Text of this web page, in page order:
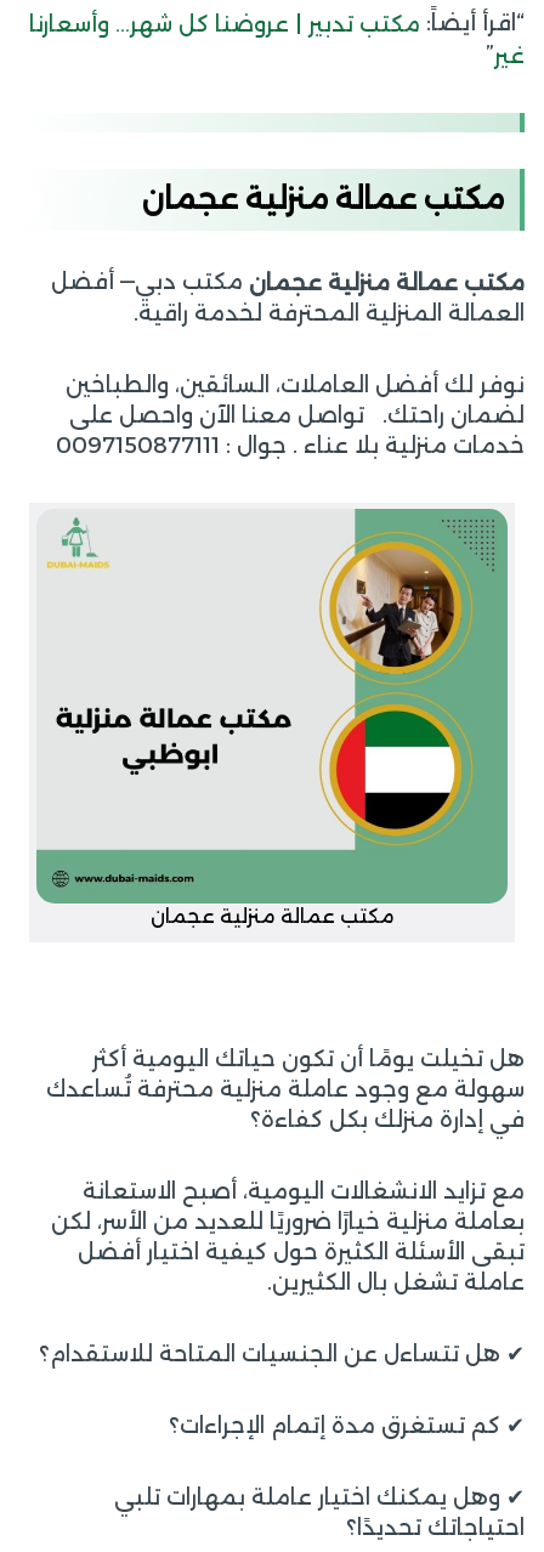
“اقرأ أيضاً: مكتب تدبير | عروضنا كل شهر… وأسعارنا
غير”
مكتب عمالة منزلية عجمان
مكتب عمالة منزلية عجمان مكتب دبي— أفضل
العمالة المنزلية المحترفة لخدمة راقية.
نوفر لك أفضل العاملات، السائقين، والطباخين
لضمان راحتك. تواصل معنا الآن واحصل على
خدمات منزلية بلا عناء . جوال : 0097150877111
مكتب عمالة منزلية عجمان
هل تخيلت يومًا أن تكون حياتك اليومية أكثر
سهولة مع وجود عاملة منزلية محترفة تُساعدك
في إدارة منزلك بكل كفاءة؟
مع تزايد الانشغالات اليومية، أصبح الاستعانة
بعاملة منزلية خيارًا ضروريًا للعديد من الأسر، لكن
تبقى الأسئلة الكثيرة حول كيفية اختيار أفضل
عاملة تشغل بال الكثيرين.
✔ هل تتساءل عن الجنسيات المتاحة للاستقدام؟
✔ كم تستغرق مدة إتمام الإجراءات؟
✔ وهل يمكنك اختيار عاملة بمهارات تلبي
احتياجاتك تحديدًا؟